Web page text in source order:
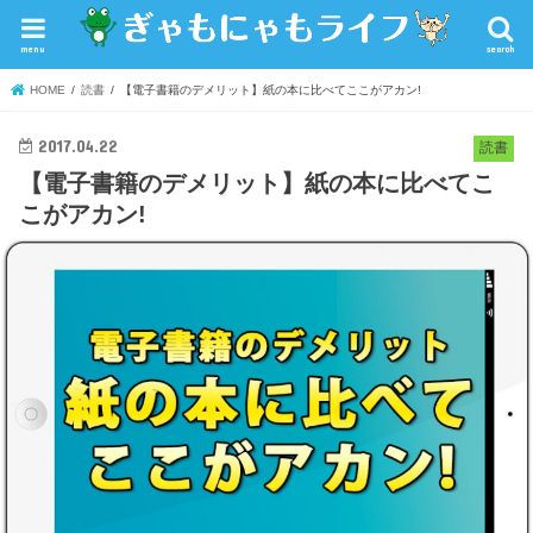
search
menu
HOME 読書 【電子書籍のデメリット】紙の本に比べてここがアカン!
読書
2017.04.22
【電子書籍のデメリット】紙の本に比べてこ
こがアカン!